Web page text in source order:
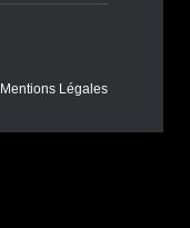
Mentions Légales